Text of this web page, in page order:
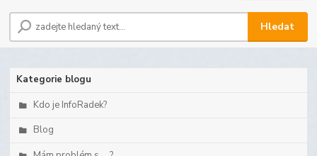
Hledat
Kategorie blogu
Kdo je InfoRadek?
Blog